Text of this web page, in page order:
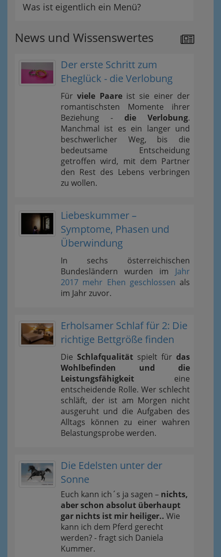
Was ist eigentlich ein Menü?
News und Wissenswertes
Der erste Schritt zum
Eheglück - die Verlobung
Fürviele Paareist sie einer der
romantischsten Momente ihrer
Beziehung - die Verlobung.
Manchmal ist es ein langer und
beschwerlicher Weg, bis die
bedeutsame Entscheidung
getroffen wird, mit dem Partner
den Rest des Lebens verbringen
zu wollen.
Liebeskummer –
Symptome, Phasen und
Überwindung
In sechs österreichischen
Bundesländern wurden im Jahr
2017 mehr Ehen geschlossen als
im Jahr zuvor.
Erholsamer Schlaf für 2: Die
richtige Bettgröße finden
Die Schlafqualität spielt für das
Wohlbefinden und die
Leistungsfähigkeit eine
entscheidende Rolle. Wer schlecht
schläft, der ist am Morgen nicht
ausgeruht und die Aufgaben des
Alltags können zu einer wahren
Belastungsprobe werden.
Die Edelsten unter der
Sonne
Euch kann ich´s ja sagen – nichts,
aber schon absolut überhaupt
gar nichts ist mir heiliger.. Wie
kann ich dem Pferd gerecht
werden? - fragt sich Daniela
Kummer.